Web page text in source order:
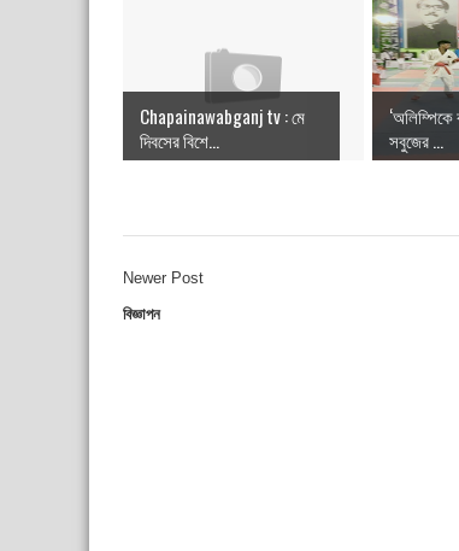
Chapainawabganj tv : মে
দিবসের বিশে...
‘অলিম্পিকে
সবুজের ...
Newer Post
বিজ্ঞাপন